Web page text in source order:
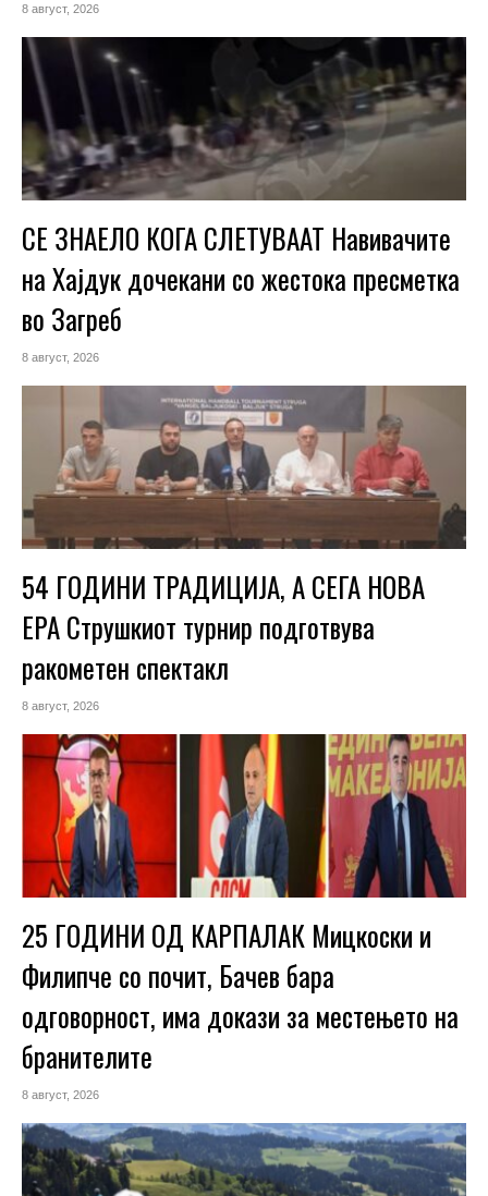
8 август, 2026
СЕ ЗНАЕЛО КОГА СЛЕТУВААТ Навивачите
на Хајдук дочекани со жестока пресметка
во Загреб
8 август, 2026
54 ГОДИНИ ТРАДИЦИЈА, А СЕГА НОВА
ЕРА Струшкиот турнир подготвува
ракометен спектакл
8 август, 2026
25 ГОДИНИ ОД КАРПАЛАК Мицкоски и
Филипче со почит, Бачев бара
одговорност, има докази за местењето на
бранителите
8 август, 2026